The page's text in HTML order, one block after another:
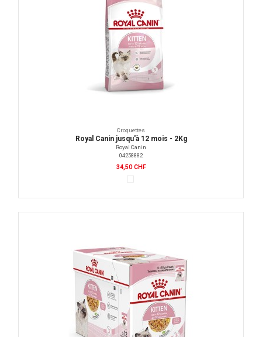
Croquettes
Royal Canin jusqu'à 12 mois - 2Kg
Royal Canin
04258882
34,50 CHF